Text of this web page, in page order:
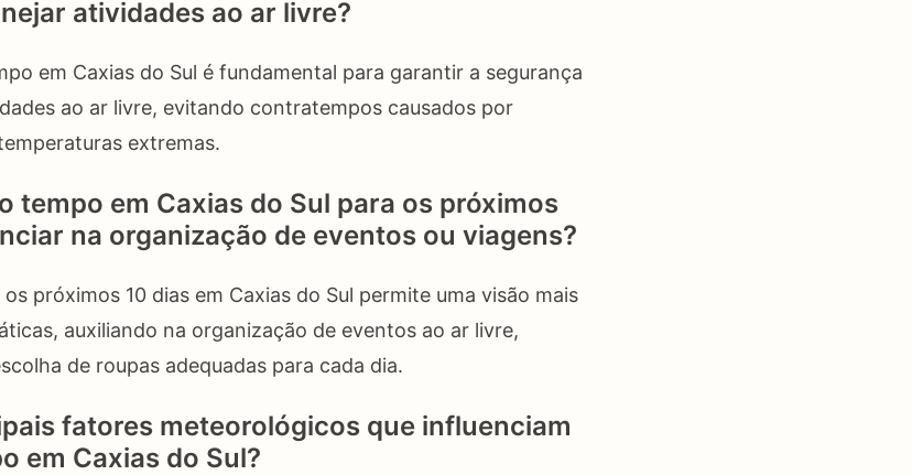
atividades ao ar livre?
em Caxias do Sul é fundamental para garantir a segurança
ao ar livre, evitando contratempos causados por
extremas.
tempo em Caxias do Sul para os próximos
na organização de eventos ou viagens?
próximos 10 dias em Caxias do Sul permite uma visão mais
auxiliando na organização de eventos ao ar livre,
de roupas adequadas para cada dia.
fatores meteorológicos que influenciam
em Caxias do Sul?